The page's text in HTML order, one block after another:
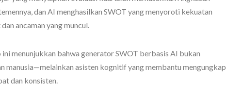
dan AI menghasilkan SWOT yang menyoroti kekuatan
ancaman yang muncul.
menunjukkan bahwa generator SWOT berbasis AI bukan
manusia—melainkan asisten kognitif yang membantu mengungkap
dan konsisten.